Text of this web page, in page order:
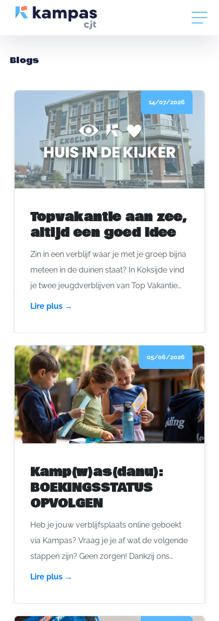
Blogs
14/07/2026
Topvakantie aan zee,
altijd een goed idee
Zin in een verblijf waar je met je groep bijna
meteen in de duinen staat? In Koksijde vind
je twee jeugdverblijven van Top Vakantie
vzw: Vakantiecentrum Excelsior en Huize
volpension. Samen goed voor bijna 200
bedden. In de zomer komt daar nog een
derde plek bij: De Eglantier in
Oostduinkerke. Midden in de duinen, in
zelfkook, met 48 bedden en plaats voor 80
personen in tenten.
Lire plus →
05/06/2026
Kamp(w)as(danu):
BOEKINGSSTATUS
OPVOLGEN
Heb je jouw verblijfsplaats online geboekt
via Kampas? Vraag je je af wat de volgende
stappen zijn? Geen zorgen! Dankzij ons
platform kun je eenvoudig je boeking
lees je hoe het werkt.
Lire plus →